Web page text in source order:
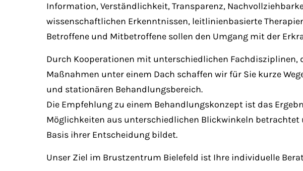
Information, Verständlichkeit, Transparenz,
wissenschaftlichen Erkenntnissen, leitlinienbasierte
Betroffene und Mitbetroffene sollen den Umgang mit der
Durch Kooperationen mit unterschiedlichen
Maßnahmen unter einem Dach schaffen wir für Sie kurze
und stationären Behandlungsbereich.
Die Empfehlung zu einem Behandlungskonzept ist das
Möglichkeiten aus unterschiedlichen Blickwinkeln
Basis ihrer Entscheidung bildet.
Unser Ziel im Brustzentrum Bielefeld ist Ihre individuelle